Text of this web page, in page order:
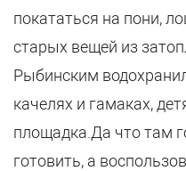
покататься на пони,
старых вещей из
Рыбинским
качелях и гамаках,
площадка.Да что там
готовить, а